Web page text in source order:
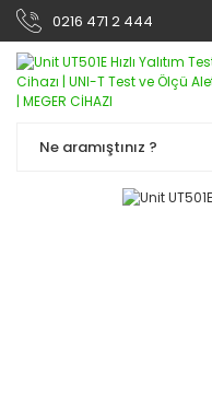
0216 471 2 444